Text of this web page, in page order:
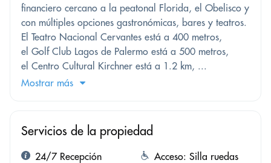
financiero cercano a la peatonal Florida, el Obelisco y
con múltiples opciones gastronómicas, bares y teatros.
El Teatro Nacional Cervantes está a 400 metros,
el Golf Club Lagos de Palermo está a 500 metros,
el Centro Cultural Kirchner está a 1.2 km, ...
Mostrar más
Servicios de la propiedad
24/7 Recepción
Acceso: Silla ruedas